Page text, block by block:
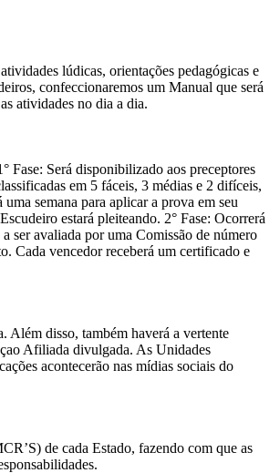
lúdicas, orientações pedagógicas e
confeccionaremos um Manual que será
atividades no dia a dia.
Fase: Será disponibilizado aos preceptores
em 5 fáceis, 3 médias e 2 difíceis,
semana para aplicar a prova em seu
estará pleiteando. 2° Fase: Ocorrerá
ser avaliada por uma Comissão de número
Cada vencedor receberá um certificado e
Além disso, também haverá a vertente
Afiliada divulgada. As Unidades
acontecerão nas mídias sociais do
de cada Estado, fazendo com que as